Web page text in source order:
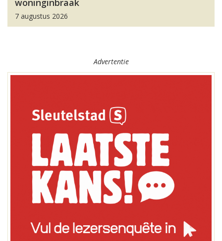
woninginbraak
7 augustus 2026
Advertentie